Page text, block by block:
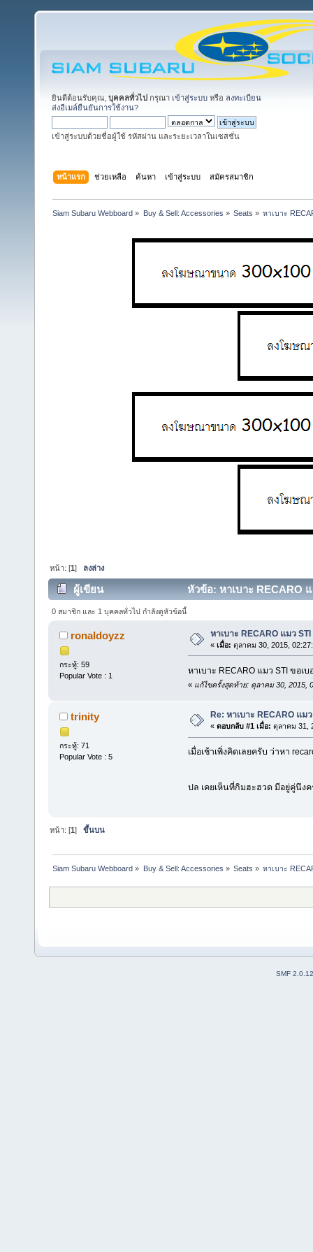
ยินดีต้อนรับคุณ, บุคคลทั่วไป กรุณา เข้าสู่ระบบ หรือ ลงทะเบียน
ส่งอีเมล์ยืนยันการใช้งาน?
เข้าสู่ระบบด้วยชื่อผู้ใช้ รหัสผ่าน และระยะเวลาในเซสชั่น
หน้าแรก ช่วยเหลือ ค้นหา เข้าสู่ระบบ สมัครสมาชิก
Siam Subaru Webboard » Buy & Sell: Accessories » Seats » หาเบาะ
หน้า: [1] ลงล่าง
ผู้เขียน หัวข้อ: หาเบาะ RECARO
0 สมาชิก และ 1 บุคคลทั่วไป กำลังดูหัวข้อนี้
ronaldoyzz
กระทู้: 59
Popular Vote : 1
หาเบาะ RECARO แมว STI
« เมื่อ: ตุลาคม 30, 2015,
หาเบาะ RECARO แมว STI ขอเบ
« แก้ไขครั้งสุดท้าย: ตุลาคม 30, 2015,
trinity
กระทู้: 71
Popular Vote : 5
Re: หาเบาะ RECARO แมว
« ตอบกลับ #1 เมื่อ: ตุลาคม 31,
เมื่อเช้าเพิ่งคิดเลยครับ ว่าหา
ปล เคยเห็นที่กิมฮะฮวด มีอยู่คู่นึง
หน้า: [1]ขึ้นบน
Siam Subaru Webboard » Buy & Sell: Accessories » Seats » หาเบาะ
SMF 2.0.12